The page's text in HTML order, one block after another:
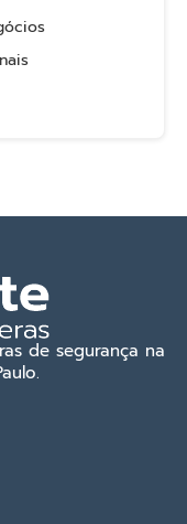
de segurança na